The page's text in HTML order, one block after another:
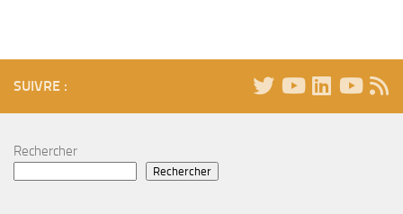
SUIVRE :
Rechercher
Rechercher